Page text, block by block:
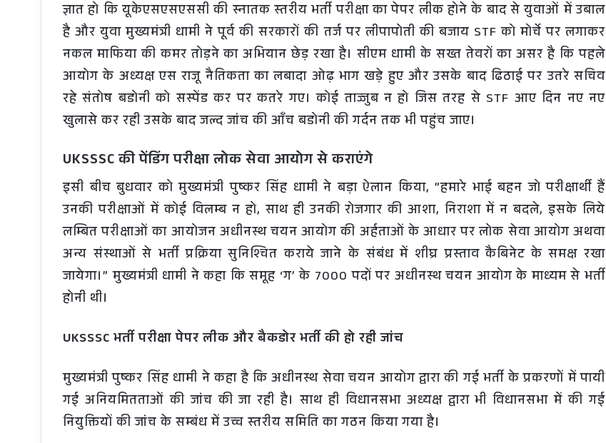
ज्ञात हो कि यूकेएसएसएससी की स्नातक स्तरीय भर्ती परीक्षा का पेपर लीक होने के बाद से युवाओं में उबाल
है और युवा मुख्यमंत्री धामी ने पूर्व की सरकारों की तर्ज पर लीपापोती की बजाय STF को मोर्चे पर लगाकर
नकल माफिया की कमर तोड़ने का अभियान छेड़ रखा है। सीएम धामी के सख्त तेवरों का असर है कि पहले
आयोग के अध्यक्ष एस राजू नैतिकता का लबादा ओढ़ भाग खड़े हुए और उसके बाद ढिठाई पर उतरे सचिव
रहे संतोष बडोनी को सस्पेंड कर पर कतरे गए। कोई ताज्जुब न हो जिस तरह से STF आए दिन नए नए
खुलासे कर रही उसके बाद जल्द जांच की आँच बडोनी की गर्दन तक भी पहुंच जाए।
UKSSSC की पेंडिंग परीक्षा लोक सेवा आयोग से कराएंगे
इसी बीच बुधवार को मुख्यमंत्री पुष्कर सिंह धामी ने बड़ा ऐलान किया, ”हमारे भाई बहन जो परीक्षार्थी हैं
उनकी परीक्षाओं में कोई विलम्ब न हो, साथ ही उनकी रोजगार की आशा, निराशा में न बदले, इसके लिये
लम्बित परीक्षाओं का आयोजन अधीनस्थ चयन आयोग की अर्हताओं के आधार पर लोक सेवा आयोग अथवा
अन्य संस्थाओं से भर्ती प्रक्रिया सुनिश्चित कराये जाने के संबंध में शीघ्र प्रस्ताव कैबिनेट के समक्ष रखा
जायेगा।” मुख्यमंत्री धामी ने कहा कि समूह ‘ग’ के 7000 पदों पर अधीनस्थ चयन आयोग के माध्यम से भर्ती
होनी थी।
UKSSSC भर्ती परीक्षा पेपर लीक और बैकडोर भर्ती की हो रही जांच
मुख्यमंत्री पुष्कर सिंह धामी ने कहा है कि अधीनस्थ सेवा चयन आयोग द्वारा की गई भर्ती के प्रकरणों में पायी
गई अनियमितताओं की जांच की जा रही है। साथ ही विधानसभा अध्यक्ष द्वारा भी विधानसभा में की गई
नियुक्तियों की जांच के सम्बंध में उच्च स्तरीय समिति का गठन किया गया है।